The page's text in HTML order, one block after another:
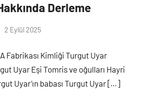
Derleme
2 Eylül 2025
Fabrikası Kimliği Turgut Uyar
Uyar Eşi Tomris ve oğulları Hayri
Uyar’ın babası Turgut Uyar […]